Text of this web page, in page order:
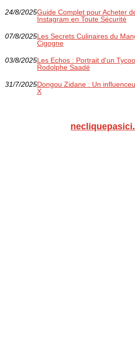
24/8/2025Guide Complet pour Acheter
Instagram en Toute Sécurité
07/8/2025Les Secrets Culinaires du
Cigogne
03/8/2025Les Echos : Portrait d'un
Rodolphe Saadé
31/7/2025Dongou Zidane : Un
X